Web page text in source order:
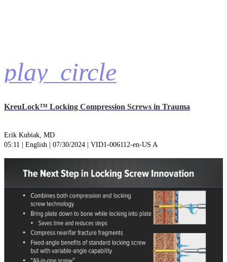
play_circle
KreuLock™ Locking Compression Screws in Trauma
Erik Kubiak, MD
05:11 | English | 07/30/2024 | VID1-006112-en-US A